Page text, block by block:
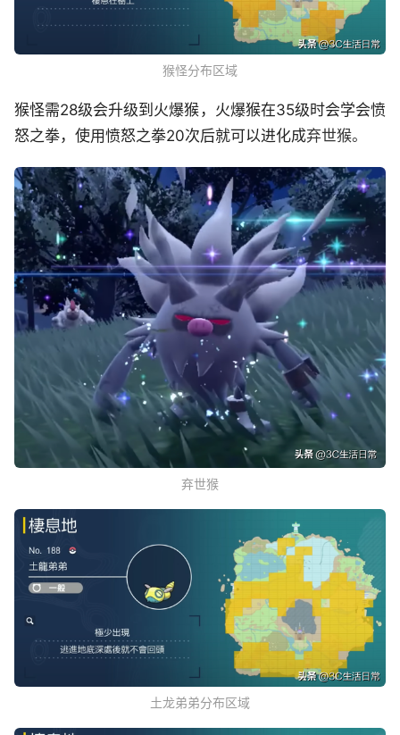
猴怪分布区域
猴怪需28级会升级到火爆猴，火爆猴在35级时会学会愤
怒之拳，使用愤怒之拳20次后就可以进化成弃世猴。
弃世猴
土龙弟弟分布区域